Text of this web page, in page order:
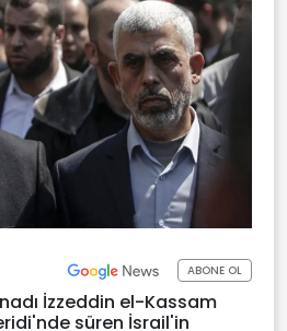
ABONE OL
İzzeddin el-Kassam
süren İsrail'in